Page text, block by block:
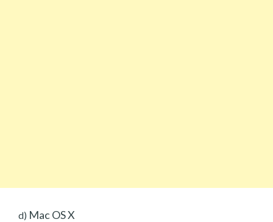
d) Mac OS X